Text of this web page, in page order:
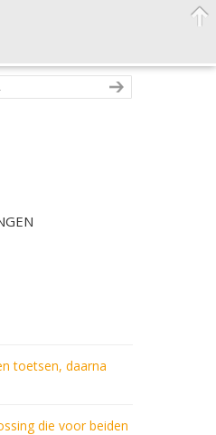
toetsen, daarna
die voor beiden